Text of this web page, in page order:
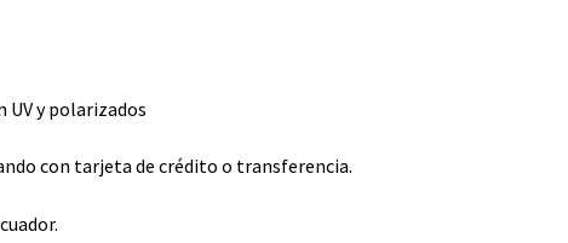
UV y polarizados
con tarjeta de crédito o transferencia.